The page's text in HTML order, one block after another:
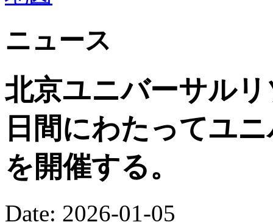
ニュース
北京ユニバーサル
日間にわたってユ
を開催する。
Date: 2026-01-05